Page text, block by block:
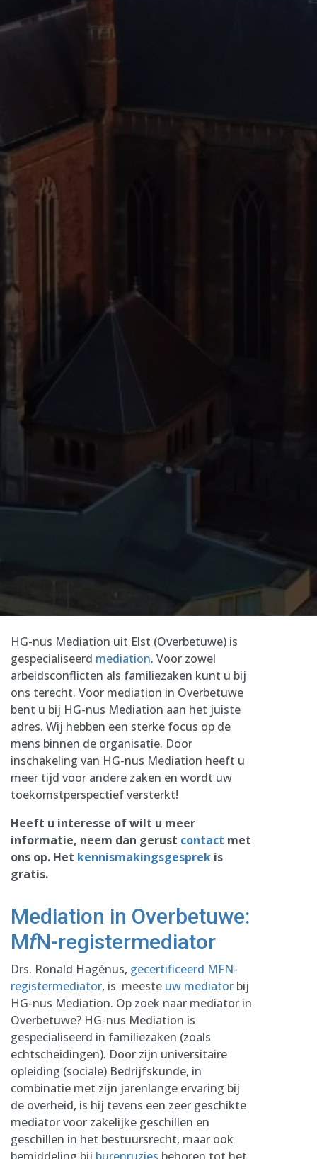
HG-nus Mediation uit Elst (Overbetuwe) is
gespecialiseerd mediation. Voor zowel
arbeidsconflicten als familiezaken kunt u bij
ons terecht. Voor mediation in Overbetuwe
bent u bij HG-nus Mediation aan het juiste
adres. Wij hebben een sterke focus op de
mens binnen de organisatie. Door
inschakeling van HG-nus Mediation heeft u
meer tijd voor andere zaken en wordt uw
toekomstperspectief versterkt!
Heeft u interesse of wilt u meer
informatie, neem dan gerust contact met
ons op. Het kennismakingsgesprek is
gratis.
Mediation in Overbetuwe:
MfN-registermediator
Drs. Ronald Hagénus, gecertificeerd MFN-
registermediator, is meeste uw mediator bij
HG-nus Mediation. Op zoek naar mediator in
Overbetuwe? HG-nus Mediation is
gespecialiseerd in familiezaken (zoals
echtscheidingen). Door zijn universitaire
opleiding (sociale) Bedrijfskunde, in
combinatie met zijn jarenlange ervaring bij
de overheid, is hij tevens een zeer geschikte
mediator voor zakelijke geschillen en
geschillen in het bestuursrecht, maar ook